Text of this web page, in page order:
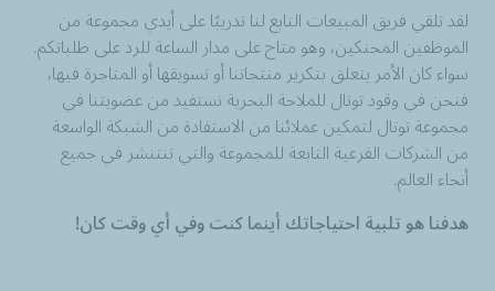
لقد تلقي فريق المبيعات التابع لنا تدريبًا على أيدي مجموعة من
الموظفين المحنكين، وهو متاح على مدار الساعة للرد على طلباتكم.
سواء كان الأمر يتعلق بتكرير منتجاتنا أو تسويقها أو المتاجرة فيها،
فنحن في وقود توتال للملاحة البحرية نستفيد من عضويتنا في
مجموعة توتال لتمكين عملائنا من الاستفادة من الشبكة الواسعة
من الشركات الفرعية التابعة للمجموعة والتي تنتنشر في جميع
أنحاء العالم.
هدفنا هو تلبية احتياجاتك أينما كنت وفي أي وقت كان!